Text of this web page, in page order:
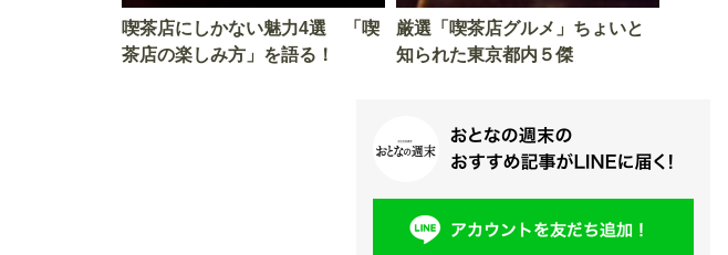
喫茶店にしかない魅力4選 「喫
茶店の楽しみ方」を語る！
厳選「喫茶店グルメ」ちょいと
知られた東京都内５傑